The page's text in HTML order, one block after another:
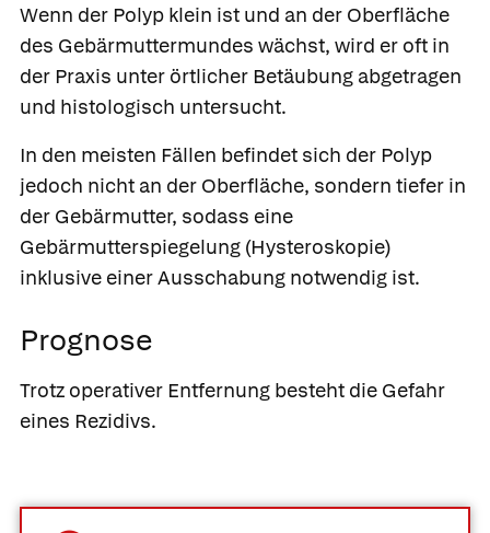
Wenn der Polyp klein ist und an der Oberfläche
des Gebärmuttermundes wächst, wird er oft in
der Praxis unter örtlicher Betäubung abgetragen
und histologisch untersucht.
In den meisten Fällen befindet sich der Polyp
jedoch nicht an der Oberfläche, sondern tiefer in
der Gebärmutter, sodass eine
Gebärmutterspiegelung (Hysteroskopie)
inklusive einer Ausschabung notwendig ist.
Prognose
Trotz operativer Entfernung besteht die Gefahr
eines Rezidivs.